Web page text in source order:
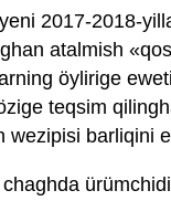
2017-2018-
atalmish
öylirige
teqsim
wezipisi barliqini